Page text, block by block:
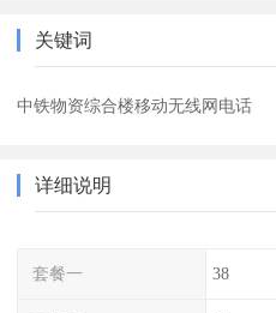
关键词
中铁物资综合楼移动无线网电话
详细说明
套餐一 38